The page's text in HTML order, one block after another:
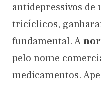
antidepressivos de
tricíclicos,
fundamental. A
pelo nome
medicamentos.